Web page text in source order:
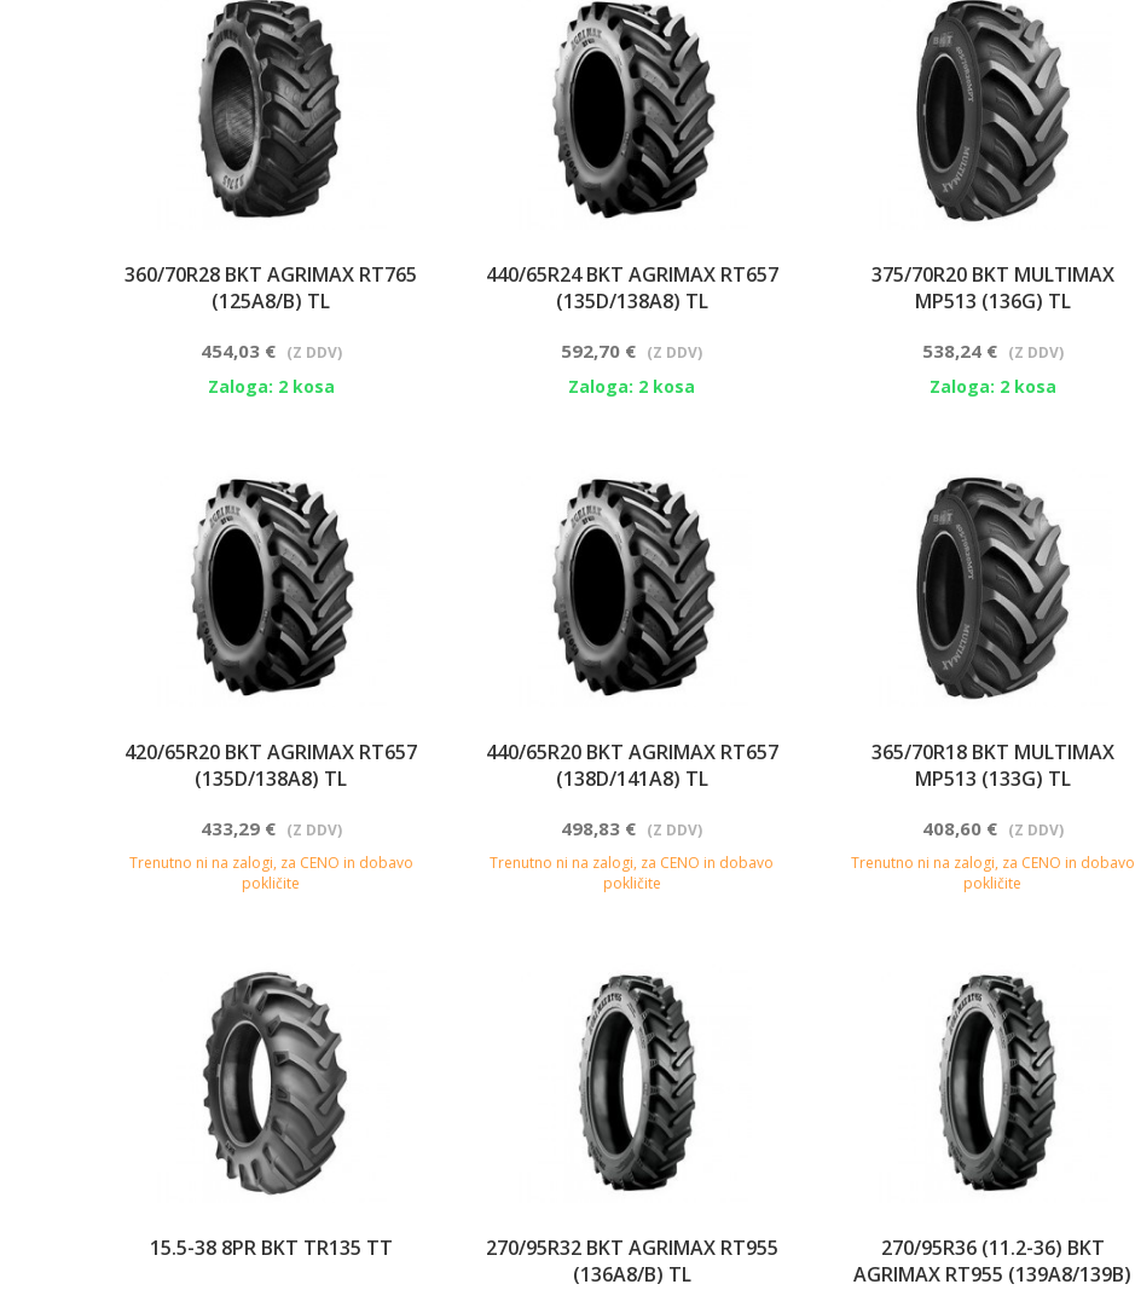
360/70R28 BKT AGRIMAX RT765
(125A8/B) TL
454,03 € (Z DDV)
Zaloga: 2 kosa
440/65R24 BKT AGRIMAX RT657
(135D/138A8) TL
592,70 € (Z DDV)
Zaloga: 2 kosa
375/70R20 BKT MULTIMAX
MP513 (136G) TL
538,24 € (Z DDV)
Zaloga: 2 kosa
420/65R20 BKT AGRIMAX RT657
(135D/138A8) TL
433,29 € (Z DDV)
Trenutno ni na zalogi, za CENO in dobavo
pokličite
440/65R20 BKT AGRIMAX RT657
(138D/141A8) TL
498,83 € (Z DDV)
Trenutno ni na zalogi, za CENO in dobavo
pokličite
365/70R18 BKT MULTIMAX
MP513 (133G) TL
408,60 €
(Z DDV)
Trenutno ni na zalogi, za CENO in dobavo
pokličite
15.5-38 8PR BKT TR135 TT
270/95R32 BKT AGRIMAX RT955
(136A8/B) TL
270/95R36 (11.2-36) BKT
AGRIMAX RT955 (139A8/139B)